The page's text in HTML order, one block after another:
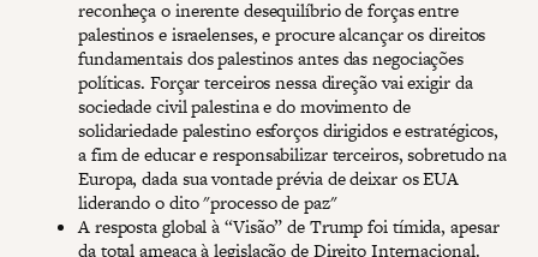
reconheça o inerente desequilíbrio de forças entre
palestinos e israelenses, e procure alcançar os direitos
fundamentais dos palestinos antes das negociações
políticas. Forçar terceiros nessa direção vai exigir da
sociedade civil palestina e do movimento de
solidariedade palestino esforços dirigidos e estratégicos,
a fim de educar e responsabilizar terceiros, sobretudo na
Europa, dada sua vontade prévia de deixar os EUA
liderando o dito "processo de paz"
A resposta global à “Visão” de Trump foi tímida, apesar
da total ameaça à legislação de Direito Internacional.